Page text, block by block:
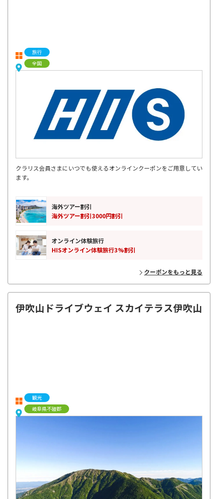
旅行
全国
クラリス会員さまにいつでも使えるオンラインクーポンをご用意してい
ます。
海外ツアー割引
海外ツアー割引3000円割引
オンライン体験旅行
HISオンライン体験旅行3%割引
クーポンをもっと見る
伊吹山ドライブウェイ スカイテラス伊吹山
観光
岐阜県不破郡